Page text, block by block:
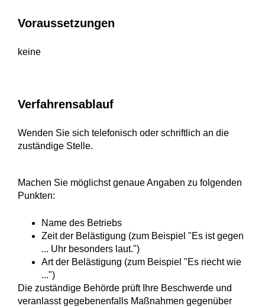
Voraussetzungen
keine
Verfahrensablauf
Wenden Sie sich telefonisch oder schriftlich an die
zuständige Stelle.
Machen Sie möglichst genaue Angaben zu folgenden
Punkten:
Name des Betriebs
Zeit der Belästigung (zum Beispiel "Es ist gegen
... Uhr besonders laut.")
Art der Belästigung (zum Beispiel "Es riecht wie
...")
Die zuständige Behörde prüft Ihre Beschwerde und
veranlasst gegebenenfalls Maßnahmen gegenüber